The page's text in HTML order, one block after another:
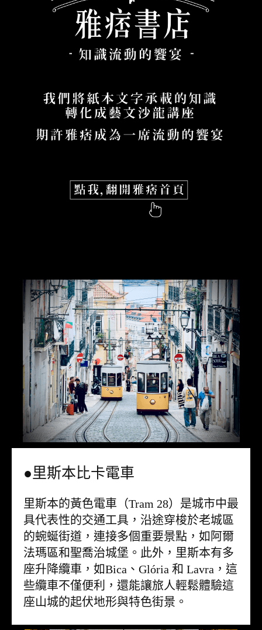
●里斯本比卡電車
里斯本的黃色電車（Tram 28）是城市中最
具代表性的交通工具，沿途穿梭於老城區
的蜿蜒街道，連接多個重要景點，如阿爾
法瑪區和聖喬治城堡。此外，里斯本有多
座升降纜車，如Bica、Glória 和 Lavra，這
些纜車不僅便利，還能讓旅人輕鬆體驗這
座山城的起伏地形與特色街景。